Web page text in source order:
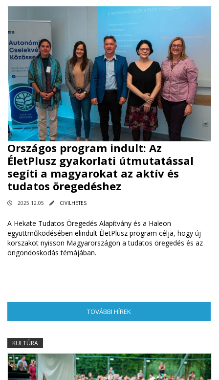
Országos program indult: Az
ÉletPlusz gyakorlati útmutatással
segíti a magyarokat az aktív és
tudatos öregedéshez
2025.12.05 CIVILHETES
A Hekate Tudatos Öregedés Alapítvány és a Haleon
együttműködésében elindult ÉletPlusz program célja, hogy új
korszakot nyisson Magyarországon a tudatos öregedés és az
öngondoskodás témájában.
TOVÁBBI HÍREK
KULTÚRA